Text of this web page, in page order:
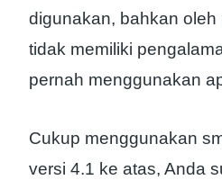
digunakan, bahkan
tidak memiliki
pernah menggunakan
Cukup menggunakan
versi 4.1 ke atas, Anda